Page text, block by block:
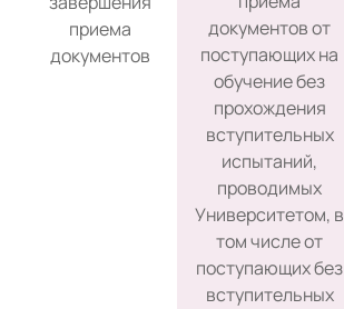
приема
документов
документов от
поступающих на
обучение без
прохождения
вступительных
испытаний,
проводимых
Университетом, в
том числе от
поступающих без
вступительных